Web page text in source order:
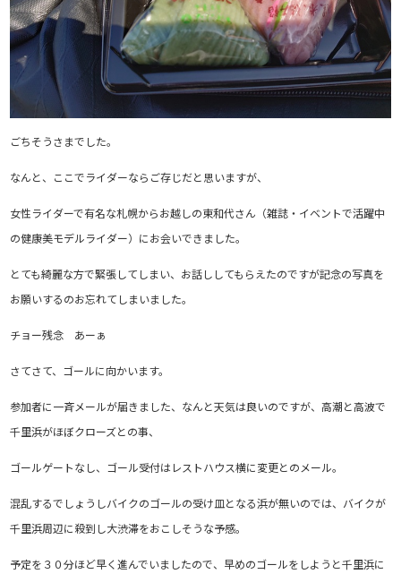
ごちそうさまでした。
なんと、ここでライダーならご存じだと思いますが、
女性ライダーで有名な札幌からお越しの東和代さん（雑誌・イベントで活躍中
の健康美モデルライダー）にお会いできました。
とても綺麗な方で緊張してしまい、お話ししてもらえたのですが記念の写真を
お願いするのお忘れてしまいました。
チョー残念 あーぁ
さてさて、ゴールに向かいます。
参加者に一斉メールが届きました、なんと天気は良いのですが、高潮と高波で
千里浜がほぼクローズとの事、
ゴールゲートなし、ゴール受付はレストハウス横に変更とのメール。
混乱するでしょうしバイクのゴールの受け皿となる浜が無いのでは、バイクが
千里浜周辺に殺到し大渋滞をおこしそうな予感。
予定を３０分ほど早く進んでいましたので、早めのゴールをしようと千里浜に